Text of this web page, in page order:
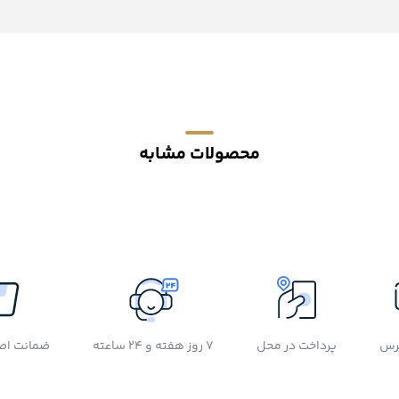
محصولات مشابه
پرداخت در محل 7 روز هفته و 24 ساعته ضمانت